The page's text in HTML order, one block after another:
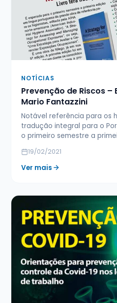
NOTÍCIAS
Prevenção de Riscos
Mario Fantazzini
Notável referência para os
tradução integral para o
o primeiro semestre a
19/02/2021
Ver mais